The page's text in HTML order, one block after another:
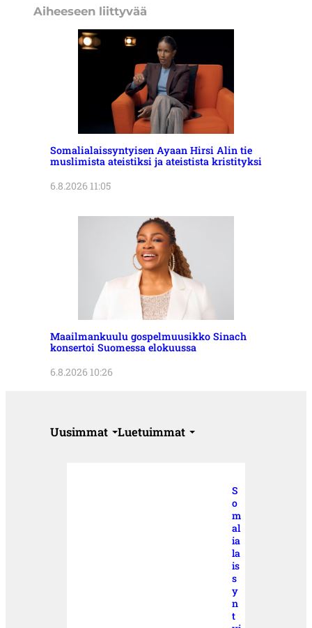
Aiheeseen liittyvää
Somalialaissyntyisen Ayaan Hirsi Alin tie
muslimista ateistiksi ja ateistista kristityksi
6.8.2026 11:05
Maailmankuulu gospelmuusikko Sinach
konsertoi Suomessa elokuussa
6.8.2026 10:26
Uusimmat Luetuimmat
S
o
m
al
ia
la
is
s
y
n
t